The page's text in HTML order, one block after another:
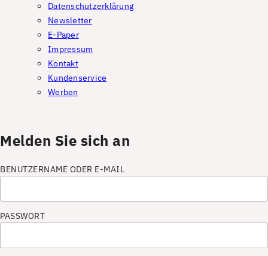
Datenschutzerklärung
Newsletter
E-Paper
Impressum
Kontakt
Kundenservice
Werben
Melden Sie sich an
BENUTZERNAME ODER E-MAIL
PASSWORT